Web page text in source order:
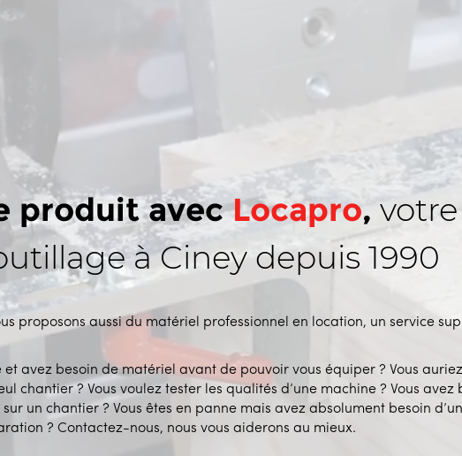
produit avecLocapro, votre
à Ciney depuis 1990
proposons aussi du matériel professionnel en location, un service
et avez besoin de matériel avant de pouvoir vous équiper ? Vous
chantier ? Vous voulez tester les qualités d’une machine ? Vous avez
un chantier ? Vous êtes en panne mais avez absolument besoin
? Contactez-nous, nous vous aiderons au mieux.